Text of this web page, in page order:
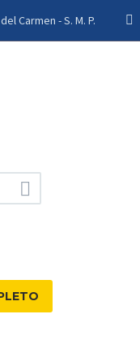
Carmen - S. M. P.
